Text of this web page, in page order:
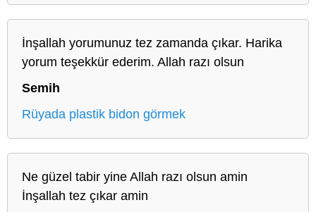
İnşallah yorumunuz tez zamanda çıkar. Harika
yorum teşekkür ederim. Allah razı olsun
Semih
Rüyada plastik bidon görmek
Ne güzel tabir yine Allah razı olsun amin
İnşallah tez çıkar amin